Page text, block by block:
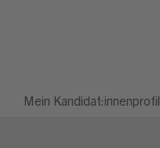
Mein Kandidat:innenprofil